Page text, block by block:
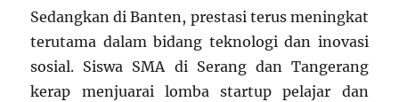
Sedangkan di Banten, prestasi terus meningkat
terutama dalam bidang teknologi dan inovasi
sosial. Siswa SMA di Serang dan Tangerang
kerap menjuarai lomba startup pelajar dan